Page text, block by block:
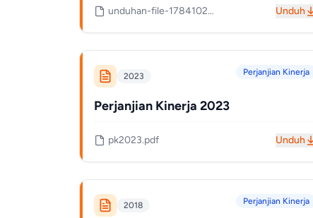
Vokasi, Pendidikan Khusus, dan
Pendidikan Layanan Khusus Dengan
Direktur Jenderal Pendidikan Vokasi,
Pendidikan Khusus, dan Pendidikan
unduhan-file-1784102656-6a573f00c5dde.pdf Unduh
2023 Perjanjian Kinerja
Perjanjian Kinerja 2023
pk2023.pdf Unduh
2018 Perjanjian Kinerja